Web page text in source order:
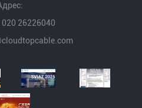
26226040